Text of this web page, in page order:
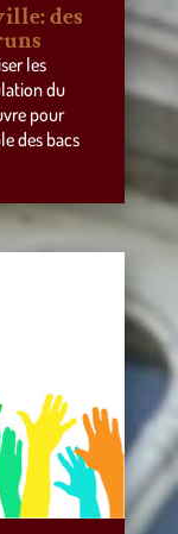
des
les
du
pour
des bacs